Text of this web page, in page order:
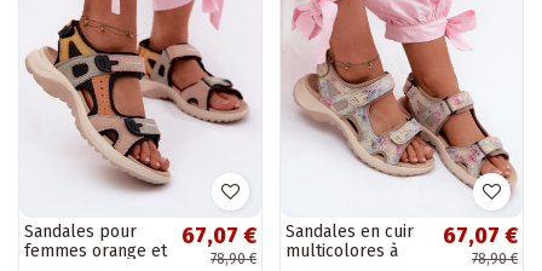
Sandales pour
femmes orange et
67,07 €
78,90 €
Sandales en cuir
multicolores à
67,07 €
78,90 €